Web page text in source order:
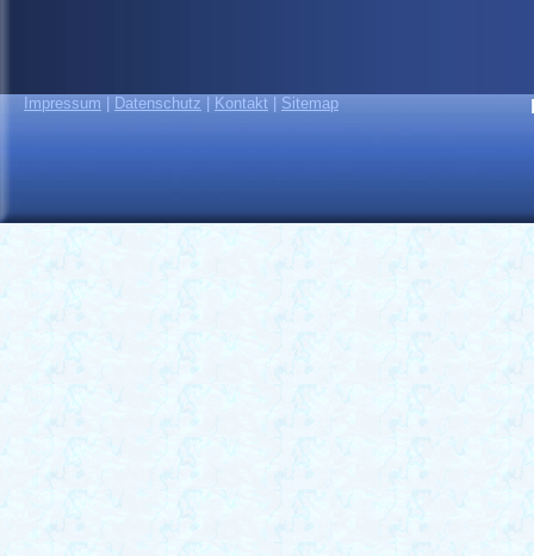
Impressum Datenschutz Kontakt Sitemap